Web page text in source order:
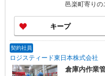
邑楽町寄りの
キープ
契約社員
ロジスティード東日本株式会社
倉庫内作業